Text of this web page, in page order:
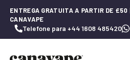
ENTREGA GRATUITA A PARTIR DE £50
CANAVAPE
Telefone para +44 1608 485420